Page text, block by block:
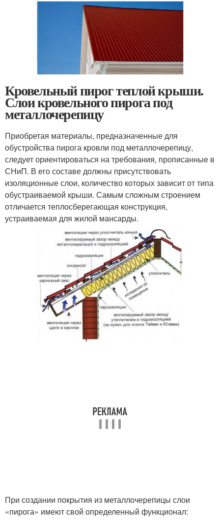
Кровельный пирог теплой крыши.
Слои кровельного пирога под
металлочерепицу
Приобретая материалы, предназначенные для
обустройства пирога кровли под металлочерепицу,
следует ориентироваться на требования, прописанные в
СНиП. В его составе должны присутствовать
изоляционные слои, количество которых зависит от типа
обустраиваемой крыши. Самым сложным строением
отличается теплосберегающая конструкция,
устраиваемая для жилой мансарды.
При создании покрытия из металлочерепицы слои
«пирога» имеют свой определенный функционал: